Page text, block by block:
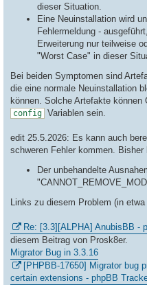
dieser Situation.
Eine Neuinstallation wird
Fehlermeldung -
Erweiterung nur teilweise
"Worst Case" in dieser
Bei beiden Symptomen sind
die eine normale Neuinstallation
können. Solche Artefakte
config Variablen sein.
edit 25.5.2026: Es kann auch
schweren Fehler kommen.
Der unbehandelte
Links zu diesem Problem (in
Re: [3.3][ALPHA] AnubisBB -
diesem Beitrag von Prosk8er.
Migrator Bug in 3.3.16
[PHPBB-17650] Migrator bug
certain extensions - phpBB